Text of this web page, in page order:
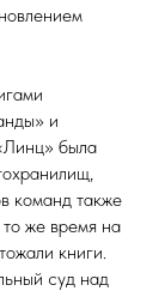
и
была
команд также
же время на
книги.
суд над